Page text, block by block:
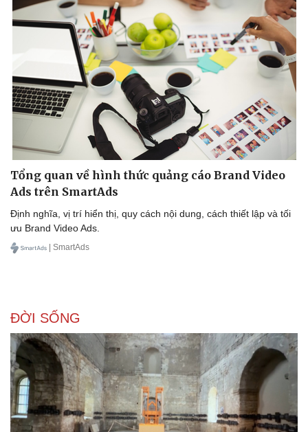
Doanh nhân
Vì cộng đồng
Trải nghiệm
Chuyển đổi số
Tổng quan về hình thức quảng cáo Brand Video
Ads trên SmartAds
Định nghĩa, vị trí hiển thị, quy cách nội dung, cách thiết lập và tối
ưu Brand Video Ads.
| SmartAds
ĐỜI SỐNG